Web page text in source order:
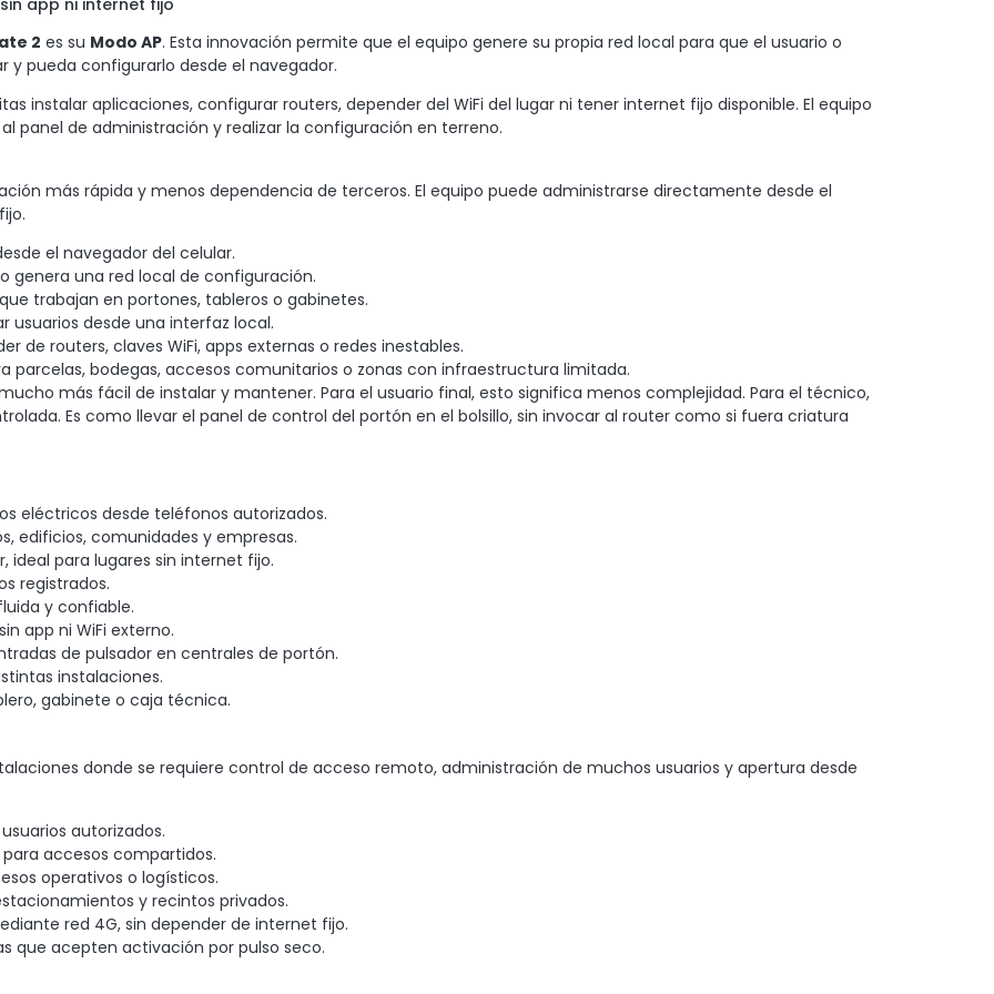
2 es su Modo AP. Esta innovación permite que el equipo genere su propia red local para que el usuario o
pueda configurarlo desde el navegador.
instalar aplicaciones, configurar routers, depender del WiFi del lugar ni tener internet fijo disponible. El equipo
panel de administración y realizar la configuración en terreno.
más rápida y menos dependencia de terceros. El equipo puede administrarse directamente desde el
el navegador del celular.
genera una red local de configuración.
trabajan en portones, tableros o gabinetes.
usuarios desde una interfaz local.
de routers, claves WiFi, apps externas o redes inestables.
parcelas, bodegas, accesos comunitarios o zonas con infraestructura limitada.
más fácil de instalar y mantener. Para el usuario final, esto significa menos complejidad. Para el técnico,
Es como llevar el panel de control del portón en el bolsillo, sin invocar al router como si fuera criatura
eléctricos desde teléfonos autorizados.
edificios, comunidades y empresas.
para lugares sin internet fijo.
registrados.
y confiable.
app ni WiFi externo.
de pulsador en centrales de portón.
instalaciones.
gabinete o caja técnica.
donde se requiere control de acceso remoto, administración de muchos usuarios y apertura desde
autorizados.
accesos compartidos.
operativos o logísticos.
y recintos privados.
red 4G, sin depender de internet fijo.
que acepten activación por pulso seco.